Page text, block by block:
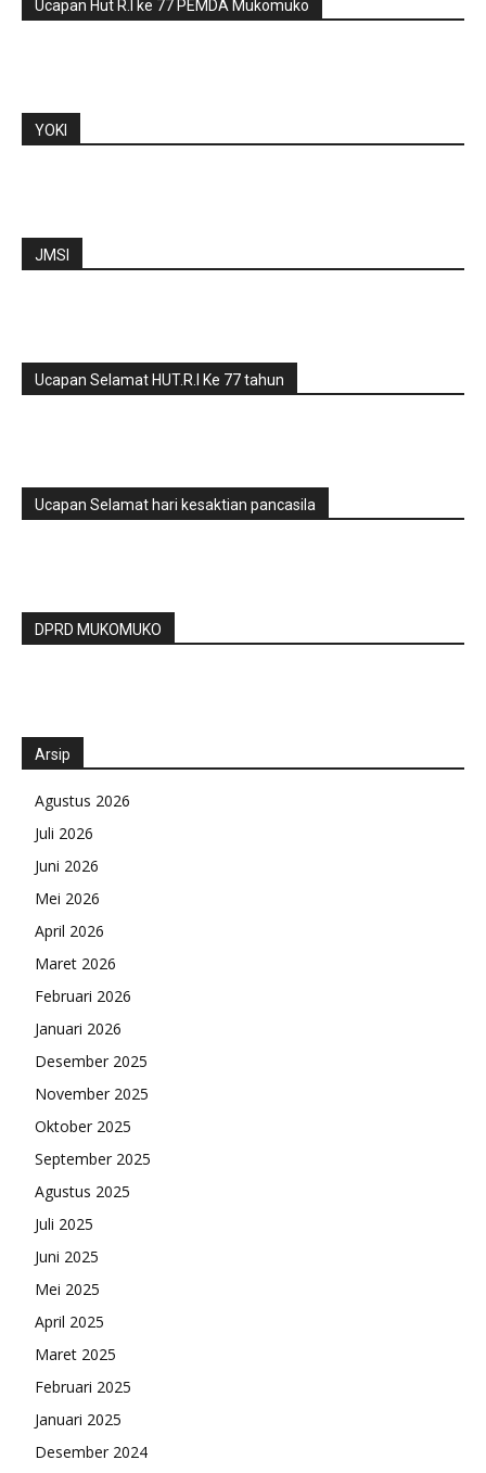
Ucapan Hut R.I ke 77 PEMDA Mukomuko
YOKI
JMSI
Ucapan Selamat HUT.R.I Ke 77 tahun
Ucapan Selamat hari kesaktian pancasila
DPRD MUKOMUKO
Arsip
Agustus 2026
Juli 2026
Juni 2026
Mei 2026
April 2026
Maret 2026
Februari 2026
Januari 2026
Desember 2025
November 2025
Oktober 2025
September 2025
Agustus 2025
Juli 2025
Juni 2025
Mei 2025
April 2025
Maret 2025
Februari 2025
Januari 2025
Desember 2024